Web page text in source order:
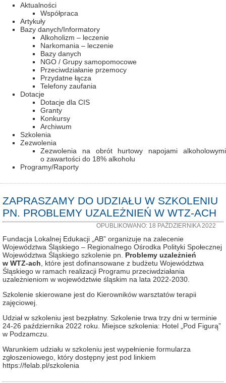
Aktualności
Współpraca
Artykuły
Bazy danych/Informatory
Alkoholizm – leczenie
Narkomania – leczenie
Bazy danych
NGO / Grupy samopomocowe
Przeciwdziałanie przemocy
Przydatne łącza
Telefony zaufania
Dotacje
Dotacje dla CIS
Granty
Konkursy
Archiwum
Szkolenia
Zezwolenia
Zezwolenia na obrót hurtowy napojami alkoholowymi
o zawartości do 18% alkoholu
Programy/Raporty
ZAPRASZAMY DO UDZIAŁU W SZKOLENIU
PN. PROBLEMY UZALEŻNIEŃ W WTZ-ACH
OPUBLIKOWANO: 18 PAŹDZIERNIKA 2022
Fundacja Lokalnej Edukacji „AB” organizuje na zalecenie
Województwa Śląskiego – Regionalnego Ośrodka Polityki Społecznej
Województwa Śląskiego szkolenie pn. Problemy uzależnień
w WTZ-ach , które jest dofinansowane z budżetu Województwa
Śląskiego w ramach realizacji Programu przeciwdziałania
uzależnieniom w województwie śląskim na lata 2022-2030.
Szkolenie skierowane jest do Kierowników warsztatów terapii
zajęciowej.
Udział w szkoleniu jest bezpłatny. Szkolenie trwa trzy dni w terminie
24-26 października 2022 roku. Miejsce szkolenia: Hotel „Pod Figurą”
w Podzamczu.
Warunkiem udziału w szkoleniu jest wypełnienie formularza
zgłoszeniowego, który dostępny jest pod linkiem
https://felab.pl/szkolenia